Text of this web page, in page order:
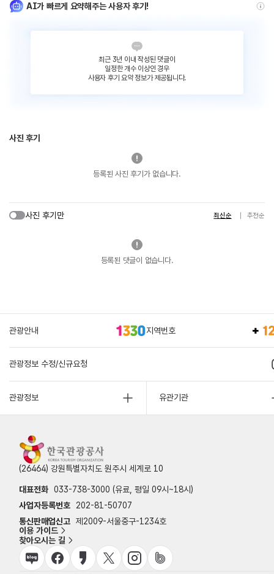
AI가 빠르게 요약해주는 사용자 후기!
최근 3년 이내 작성된 댓글이
일정한 개수 이상인 경우
사용자 후기 요약 정보가 제공됩니다.
사진 후기
등록된 사진 후기가 없습니다.
사진 후기만 최신순 추천순
등록된 댓글이 없습니다.
관광안내 지역번호
관광정보 수정/신규요청
관광정보 유관기관
(26464) 강원특별자치도 원주시 세계로 10
대표전화 033-738-3000 (유료, 평일 09시~18시)
사업자등록번호
202-81-50707
통신판매업신고 제2009-서울중구-1234호
이용 가이드
찾아오시는 길